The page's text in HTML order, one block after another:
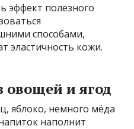
эффект полезного
способами,
эластичность кожи.
овощей и ягод
яблоко, немного мёда
наполнит